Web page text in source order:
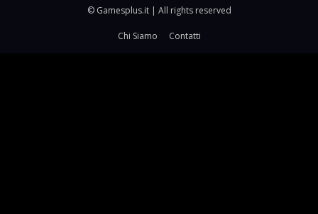
© Gamesplus.it | All rights reserved
Chi Siamo Contatti